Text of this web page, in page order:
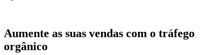
Aumente as suas vendas com o tráfego
orgânico